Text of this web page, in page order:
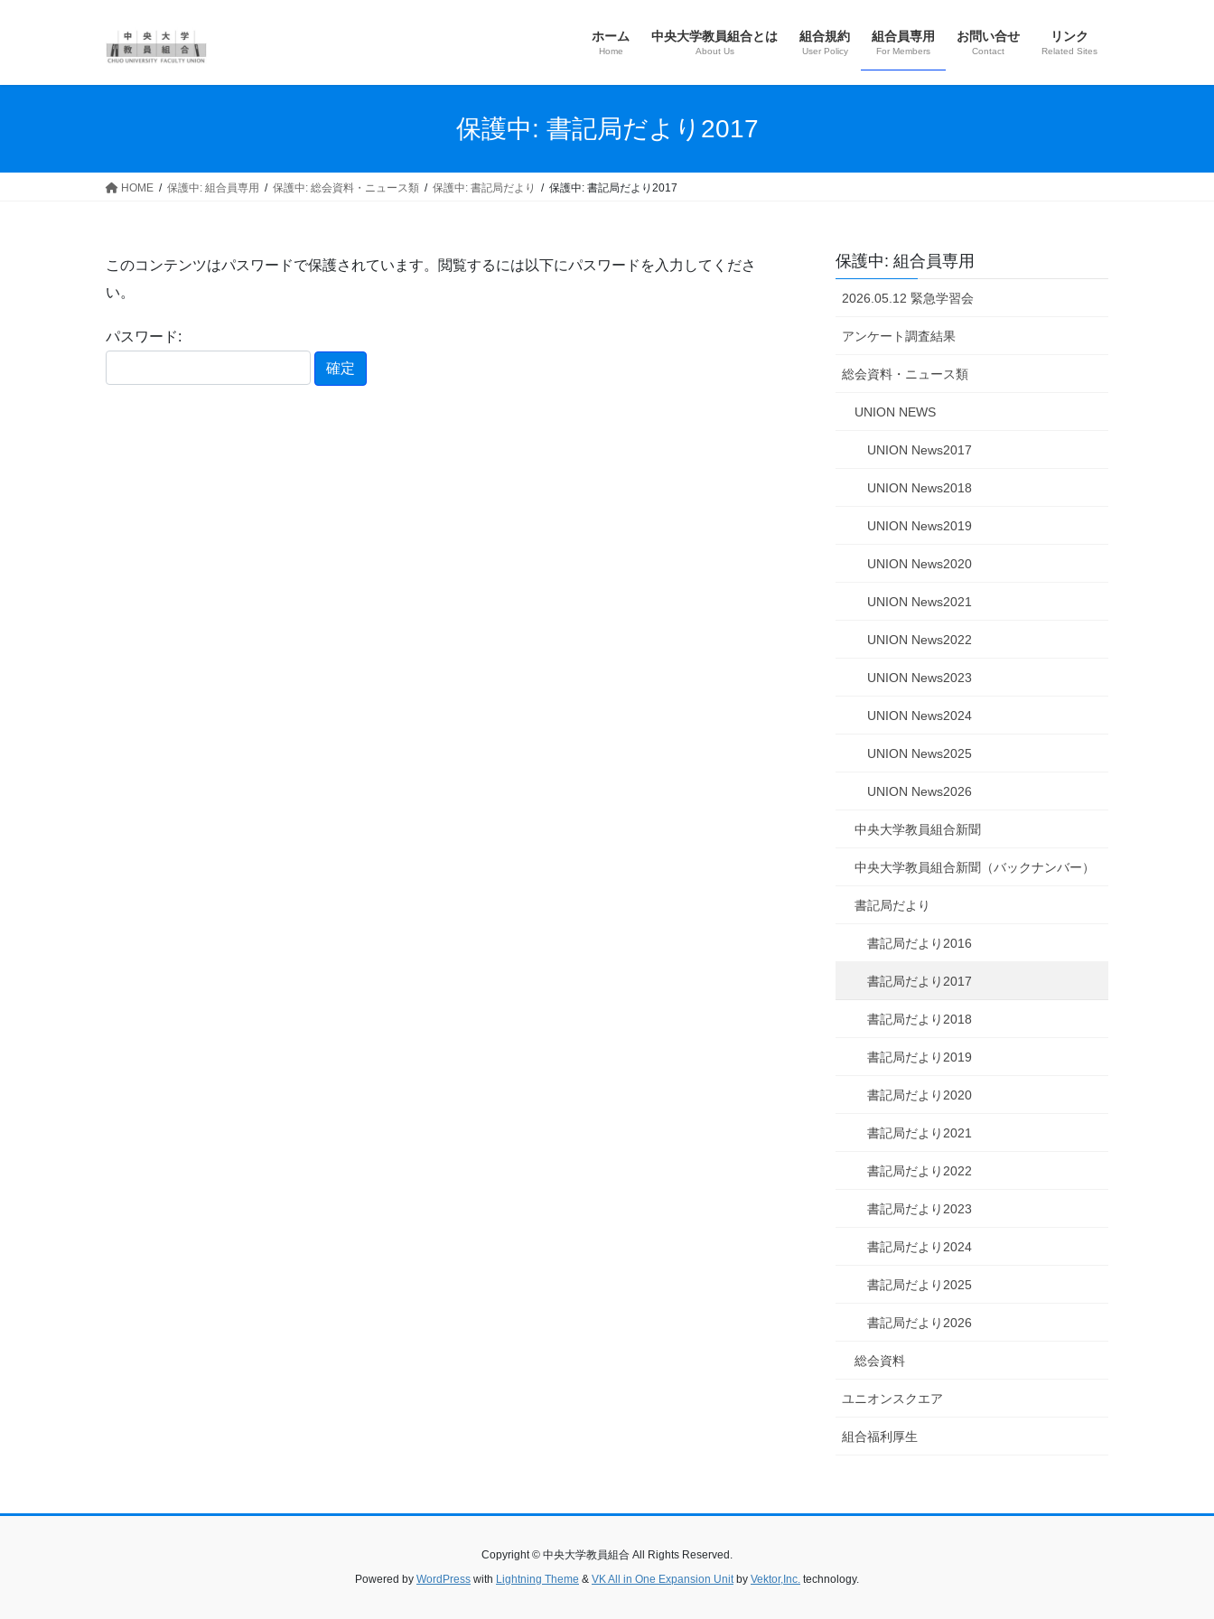
ホーム
Home
中央大学教員組合とは
About Us
組合規約
User Policy
組合員専用
For Members
お問い合せ
Contact
リンク
Related Sites
保護中: 書記局だより2017
HOME 保護中: 組合員専用 保護中: 総会資料・ニュース類 保護中: 書記局だより 保護中: 書記局だより2017
このコンテンツはパスワードで保護されています。閲覧するには以下にパスワードを入力してくださ
い。
パスワード:
保護中: 組合員専用
2026.05.12 緊急学習会
アンケート調査結果
総会資料・ニュース類
UNION NEWS
UNION News2017
UNION News2018
UNION News2019
UNION News2020
UNION News2021
UNION News2022
UNION News2023
UNION News2024
UNION News2025
UNION News2026
中央大学教員組合新聞
中央大学教員組合新聞（バックナンバー）
書記局だより
書記局だより2016
書記局だより2017
書記局だより2018
書記局だより2019
書記局だより2020
書記局だより2021
書記局だより2022
書記局だより2023
書記局だより2024
書記局だより2025
書記局だより2026
総会資料
ユニオンスクエア
組合福利厚生
Copyright © 中央大学教員組合 All Rights Reserved.
Powered by WordPress with Lightning Theme & VK All in One Expansion Unitby Vektor,Inc. technology.